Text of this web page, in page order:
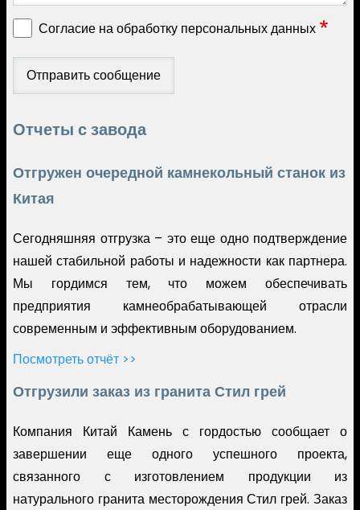
Согласие на обработку персональных данных
Отчеты с завода
Отгружен очередной камнекольный станок из
Китая
Сегодняшняя отгрузка – это еще одно подтверждение
нашей стабильной работы и надежности как партнера.
Мы гордимся тем, что можем обеспечивать
предприятия камнеобрабатывающей отрасли
современным и эффективным оборудованием.
Посмотреть отчёт >>
Отгрузили заказ из гранита Стил грей
Компания Китай Камень с гордостью сообщает о
завершении еще одного успешного проекта,
связанного с изготовлением продукции из
натурального гранита месторождения Стил грей. Заказ